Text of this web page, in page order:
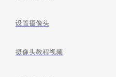
设置摄像头
摄像头教程视频